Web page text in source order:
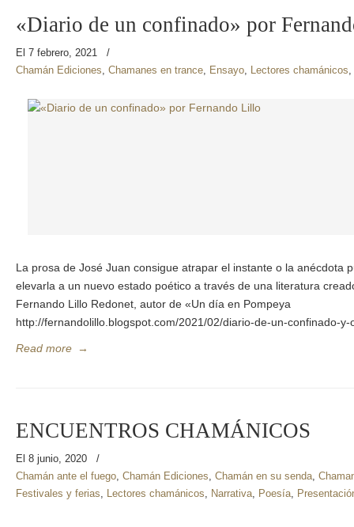
«Diario de un confinado» por
El 7 febrero, 2021
/
Chamán Ediciones, Chamanes en trance, Ensayo, Lectores chamánicos,
La prosa de José Juan consigue atrapar el instante o la anécdota
elevarla a un nuevo estado poético a través de una literatura
Fernando Lillo Redonet, autor de «Un día en Pompeya
http://fernandolillo.blogspot.com/2021/02/diario-de-un-confinado-
Read more →
ENCUENTROS CHAMÁNICOS
El 8 junio, 2020
/
Chamán ante el fuego, Chamán Ediciones, Chamán en su senda,
Festivales y ferias, Lectores chamánicos, Narrativa, Poesía,